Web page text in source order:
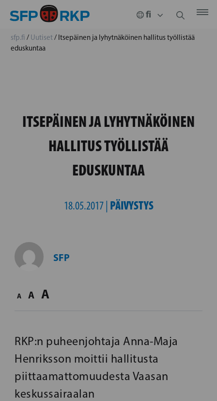
sfp.fi / Uutiset/ Itsepäinen ja lyhytnäköinen hallitus työllistää
eduskuntaa
ITSEPÄINEN JA LYHYTNÄKÖINEN
HALLITUS TYÖLLISTÄÄ
EDUSKUNTAA
18.05.2017 | PÄIVYSTYS
SFP
A A A
RKP:n puheenjohtaja Anna-Maja
Henriksson moittii hallitusta
piittaamattomuudesta Vaasan
keskussairaalan